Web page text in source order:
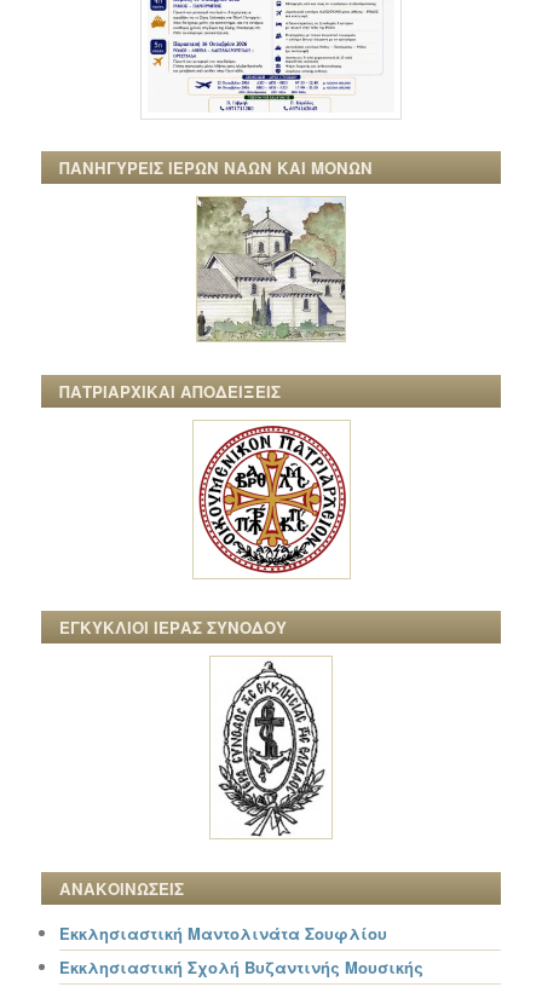
ΠΑΝΗΓΥΡΕΙΣ ΙΕΡΩΝ ΝΑΩΝ ΚΑΙ ΜΟΝΩΝ
ΠΑΤΡΙΑΡΧΙΚΑΙ ΑΠΟΔΕΙΞΕΙΣ
ΕΓΚΥΚΛΙΟΙ ΙΕΡΑΣ ΣΥΝΟΔΟΥ
ΑΝΑΚΟΙΝΩΣΕΙΣ
Εκκλησιαστική Μαντολινάτα Σουφλίου
Εκκλησιαστική Σχολή Βυζαντινής Μουσικής